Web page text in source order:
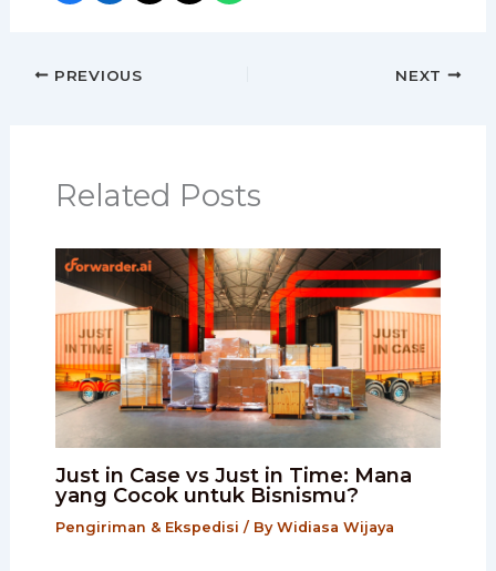
PREVIOUS NEXT
Related Posts
Just in Case vs Just in Time: Mana
yang Cocok untuk Bisnismu?
Pengiriman & Ekspedisi / By Widiasa Wijaya